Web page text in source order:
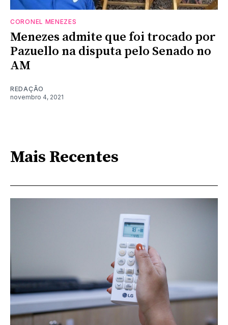
CORONEL MENEZES
Menezes admite que foi trocado por
Pazuello na disputa pelo Senado no
AM
REDAÇÃO
novembro 4, 2021
Mais Recentes